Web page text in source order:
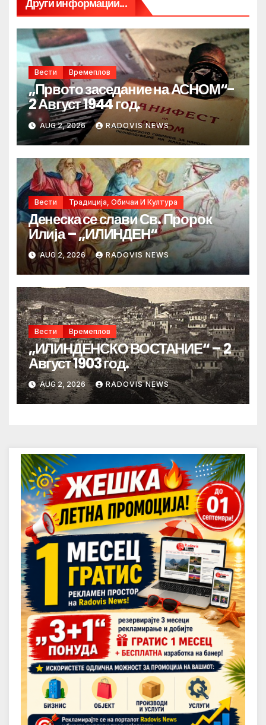
Други информации...
Вести Времеплов
„Првото заседание на АСНОМ“-
2 Август 1944 год.
AUG 2, 2026 RADOVIS NEWS
Вести Традиција, Обичаи И Култура
Денеска се слави Св. Пророк
Илија – „ИЛИНДЕН“
AUG 2, 2026 RADOVIS NEWS
Вести Времеплов
„ИЛИНДЕНСКО ВОСТАНИЕ“ – 2
Август 1903 год.
AUG 2, 2026 RADOVIS NEWS